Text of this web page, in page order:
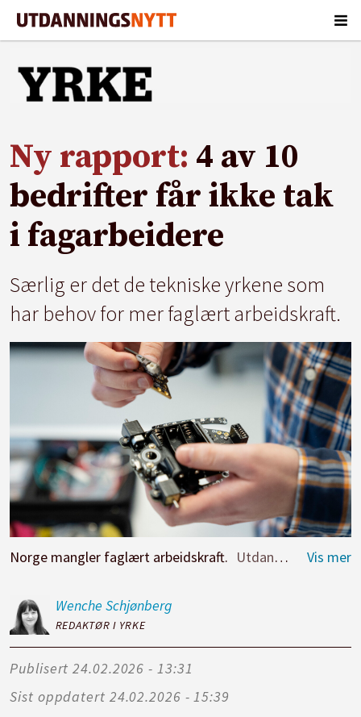
Ny rapport: 4 av 10
bedrifter får ikke tak
i fagarbeidere
Særlig er det de tekniske yrkene som
har behov for mer faglært arbeidskraft.
Norge mangler faglært arbeidskraft. Utdanning
Wenche Schjønberg
REDAKTØR I YRKE
Publisert
24.02.2026 - 13:31
Sist oppdatert
24.02.2026 - 15:39